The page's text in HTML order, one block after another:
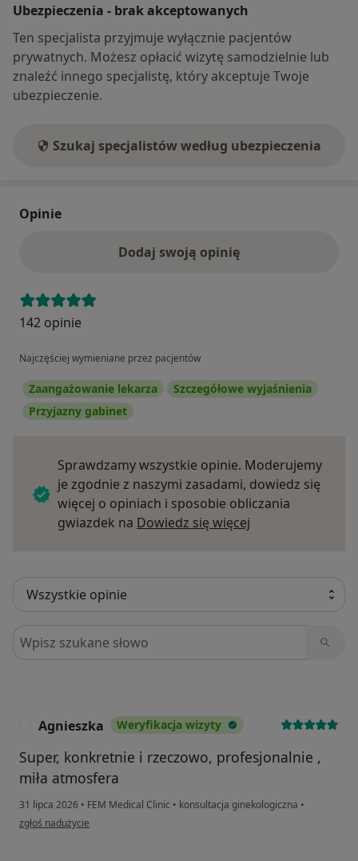
Ubezpieczenia - brak akceptowanych
Ten specjalista przyjmuje wyłącznie pacjentów
prywatnych. Możesz opłacić wizytę samodzielnie lub
znaleźć innego specjalistę, który akceptuje Twoje
ubezpieczenie.
Szukaj specjalistów według ubezpieczenia
Opinie
Dodaj swoją opinię
142 opinie
Najczęściej wymieniane przez pacjentów
Zaangażowanie lekarza
Szczegółowe wyjaśnienia
Przyjazny gabinet
Sprawdzamy wszystkie opinie. Moderujemy
je zgodnie z naszymi zasadami, dowiedz się
więcej o opiniach i sposobie obliczania
gwiazdek na Dowiedz się więcej
Szukaj w opiniach
Agnieszka Weryfikacja wizyty
Super, konkretnie i rzeczowo, profesjonalnie ,
miła atmosfera
31 lipca 2026 • FEM Medical Clinic • konsultacja ginekologiczna •
w opinii użytkownika Agnieszka
zgłoś nadużycie